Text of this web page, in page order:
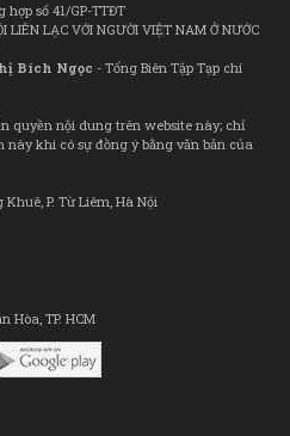
số 41/GP-TTĐT
LẠC VỚI NGƯỜI VIỆT NAM Ở NƯỚC
Bích Ngọc - Tổng Biên Tập Tạp chí
quyền nội dung trên website này; chỉ
khi có sự đồng ý bằng văn bản của
Khuê, P. Từ Liêm, Hà Nội
Hòa, TP. HCM